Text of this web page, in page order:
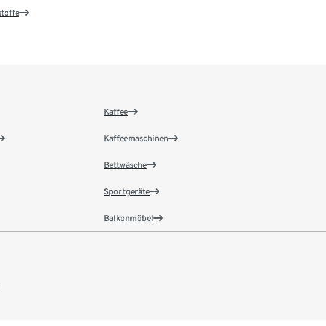
Kaffee
Kaffeemaschinen
Bettwäsche
Sportgeräte
Balkonmöbel